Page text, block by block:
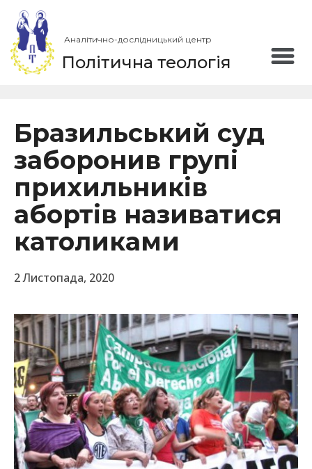
Аналітично-дослідницький центр
Політична теологія
Бразильський суд
заборонив групі
прихильників
абортів називатися
католиками
2 Листопада, 2020